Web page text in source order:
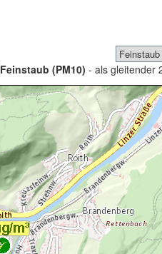
Feinstaub (PM10) - als gleitender